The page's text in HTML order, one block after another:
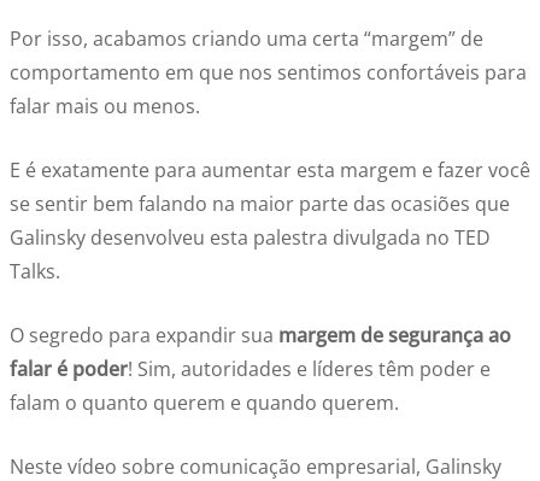
Por isso, acabamos criando uma certa “margem” de
comportamento em que nos sentimos confortáveis para
falar mais ou menos.
E é exatamente para aumentar esta margem e fazer você
se sentir bem falando na maior parte das ocasiões que
Galinsky desenvolveu esta palestra divulgada no TED
Talks.
O segredo para expandir sua margem de segurança ao
falar é poder! Sim, autoridades e líderes têm poder e
falam o quanto querem e quando querem.
Neste vídeo sobre comunicação empresarial, Galinsky